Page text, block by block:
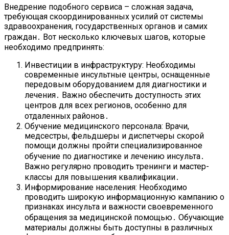
Внедрение подобного сервиса – сложная задача,
требующая скоординированных усилий от системы
здравоохранения, государственных органов и самих
граждан․ Вот несколько ключевых шагов, которые
необходимо предпринять:
Инвестиции в инфраструктуру: Необходимы
современные инсультные центры, оснащенные
передовым оборудованием для диагностики и
лечения․ Важно обеспечить доступность этих
центров для всех регионов, особенно для
отдаленных районов․
Обучение медицинского персонала: Врачи,
медсестры, фельдшеры и диспетчеры скорой
помощи должны пройти специализированное
обучение по диагностике и лечению инсульта․
Важно регулярно проводить тренинги и мастер-
классы для повышения квалификации․
Информирование населения: Необходимо
проводить широкую информационную кампанию о
признаках инсульта и важности своевременного
обращения за медицинской помощью․ Обучающие
материалы должны быть доступны в различных